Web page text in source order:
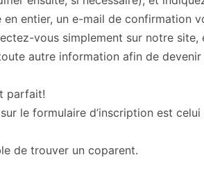
entier, un e-mail de confirmation
vous simplement sur notre
autre information afin de devenir
parfait!
le formulaire d’inscription est
de trouver un coparent.